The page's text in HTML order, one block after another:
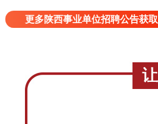
更多陕西事业单位招聘公告获取